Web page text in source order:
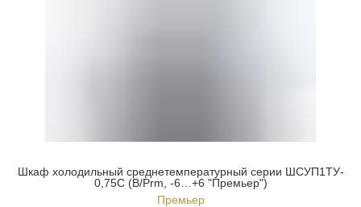
Шкаф холодильный среднетемпературный серии ШСУП1ТУ-
0,75С (B/Prm, -6…+6 "Премьер")
Премьер